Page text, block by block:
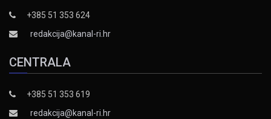
+385 51 353 624
redakcija@kanal-ri.hr
CENTRALA
+385 51 353 619
redakcija@kanal-ri.hr